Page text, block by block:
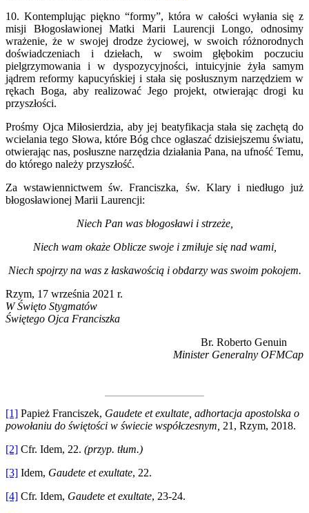
10. Kontemplując piękno “formy”, która w całości wyłania się z
misji Błogosławionej Matki Marii Laurencji Longo, odnosimy
wrażenie, że w swojej drodze życiowej, w swoich różnorodnych
doświadczeniach i dziełach, w swoim głębokim poczuciu
pielgrzymowania i w dyspozycyjności, intuicyjnie żyła samym
jądrem reformy kapucyńskiej i stała się posłusznym narzędziem w
rękach Boga, aby realizować Jego projekt, otwierając drogi ku
przyszłości.
Prośmy Ojca Miłosierdzia, aby jej beatyfikacja stała się zachętą do
wcielania tego Słowa, które Bóg chce ogłaszać dzisiejszemu światu,
otwierając nas, posłuszne narzędzia działania Pana, na ufność Temu,
do którego należy przyszłość.
Za wstawiennictwem św. Franciszka, św. Klary i niedługo już
błogosławionej Marii Laurencji:
Niech Pan was błogosławi i strzeże,
Niech wam okaże Oblicze swoje i zmiłuje się nad wami,
Niech spojrzy na was z łaskawością i obdarzy was swoim pokojem.
Rzym, 17 września 2021 r.
W Święto Stygmatów
Świętego Ojca Franciszka
Br. Roberto Genuin
Minister Generalny OFMCap
[1] Papież Franciszek, Gaudete et exultate, adhortacja apostolska o
powołaniu do świętości w świecie współczesnym, 21, Rzym, 2018.
[2] Cfr. Idem, 22. (przyp. tłum.)
[3] Idem, Gaudete et exultate, 22.
[4] Cfr. Idem, Gaudete et exultate, 23-24.